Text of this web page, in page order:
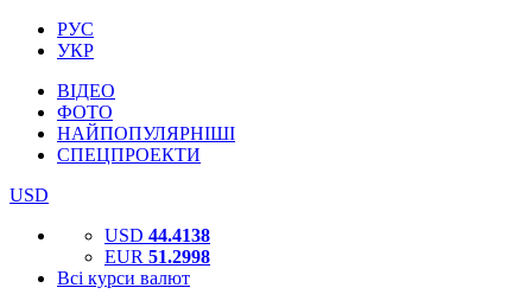
РУС
УКР
ВІДЕО
ФОТО
НАЙПОПУЛЯРНІШІ
СПЕЦПРОЕКТИ
USD
USD 44.4138
EUR 51.2998
Всі курси валют